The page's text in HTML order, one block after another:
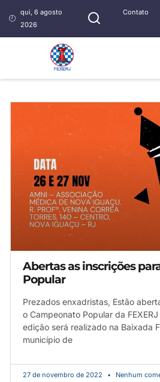
qui, 6 agosto
2026
Contato
Abertas as inscrições
Popular
Prezados enxadristas, Estão
o Campeonato Popular da
edição será realizado na Baixada
município de
27 de novembro de 2022 Nenhum